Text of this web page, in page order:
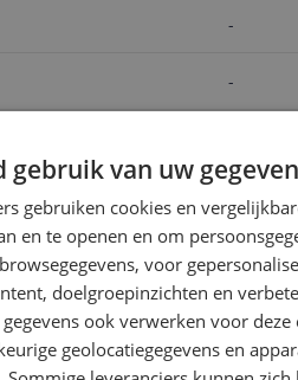
-
-
v.a. € 238,08
Bekijk product
van uw
gebruiken cookies en
en te openen en om
voor
doelgroepinzichten en
ook verwerken voor
geolocatiegegevens en